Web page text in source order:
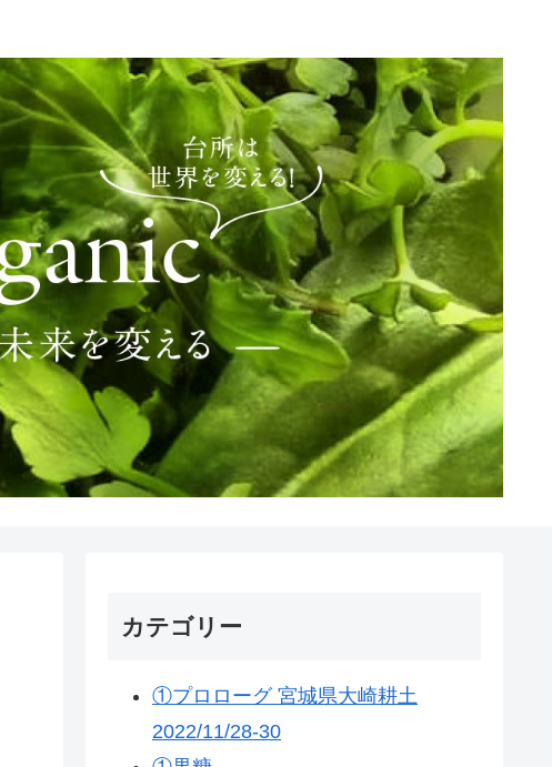
カテゴリー
①プロローグ 宮城県大崎耕土
2022/11/28-30